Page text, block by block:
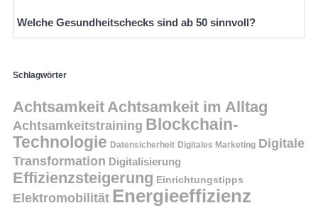
Welche Gesundheitschecks sind ab 50 sinnvoll?
Schlagwörter
Achtsamkeit Achtsamkeit im Alltag
Achtsamkeitstraining Blockchain-
Technologie Datensicherheit Digitales Marketing Digitale
Transformation Digitalisierung
Effizienzsteigerung Einrichtungstipps
Elektromobilität Energieeffizienz